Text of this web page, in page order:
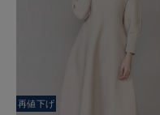
再値下げ